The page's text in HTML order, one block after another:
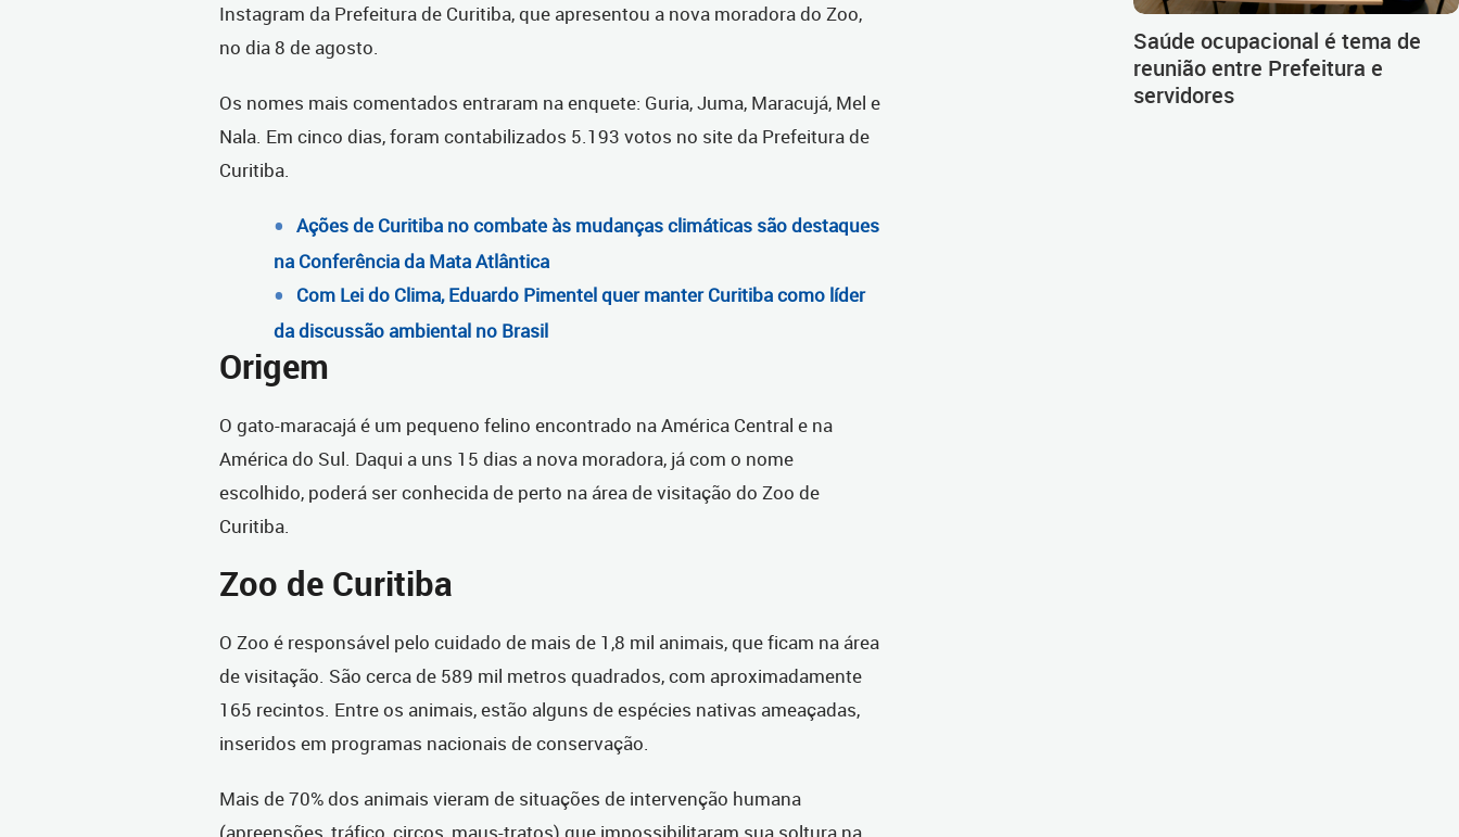
Instagram da Prefeitura de Curitiba, que apresentou a nova moradora do Zoo,
no dia 8 de agosto.
Os nomes mais comentados entraram na enquete: Guria, Juma, Maracujá, Mel e
Nala. Em cinco dias, foram contabilizados 5.193 votos no site da Prefeitura de
Curitiba.
Ações de Curitiba no combate às mudanças climáticas são destaques
na Conferência da Mata Atlântica
Com Lei do Clima, Eduardo Pimentel quer manter Curitiba como líder
da discussão ambiental no Brasil
Origem
O gato-maracajá é um pequeno felino encontrado na América Central e na
América do Sul. Daqui a uns 15 dias a nova moradora, já com o nome
escolhido, poderá ser conhecida de perto na área de visitação do Zoo de
Curitiba.
Zoo de Curitiba
O Zoo é responsável pelo cuidado de mais de 1,8 mil animais, que ficam na área
de visitação. São cerca de 589 mil metros quadrados, com aproximadamente
165 recintos. Entre os animais, estão alguns de espécies nativas ameaçadas,
inseridos em programas nacionais de conservação.
Mais de 70% dos animais vieram de situações de intervenção humana
Saúde ocupacional é tema de
reunião entre Prefeitura e
servidores